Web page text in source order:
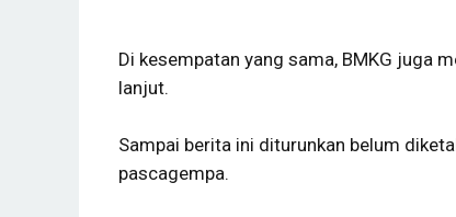
Di kesempatan yang sama, BMKG juga
lanjut.
Sampai berita ini diturunkan belum
pascagempa.